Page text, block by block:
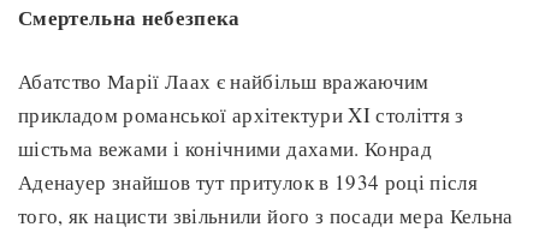
Смертельна небезпека
Абатство Марії Лаах є найбільш вражаючим
прикладом романської архітектури XI століття з
шістьма вежами і конічними дахами. Конрад
Аденауер знайшов тут притулок в 1934 році після
того, як нацисти звільнили його з посади мера Кельна